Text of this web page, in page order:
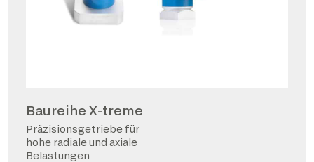
Baureihe X-treme
Präzisionsgetriebe für
hohe radiale und axiale
Belastungen